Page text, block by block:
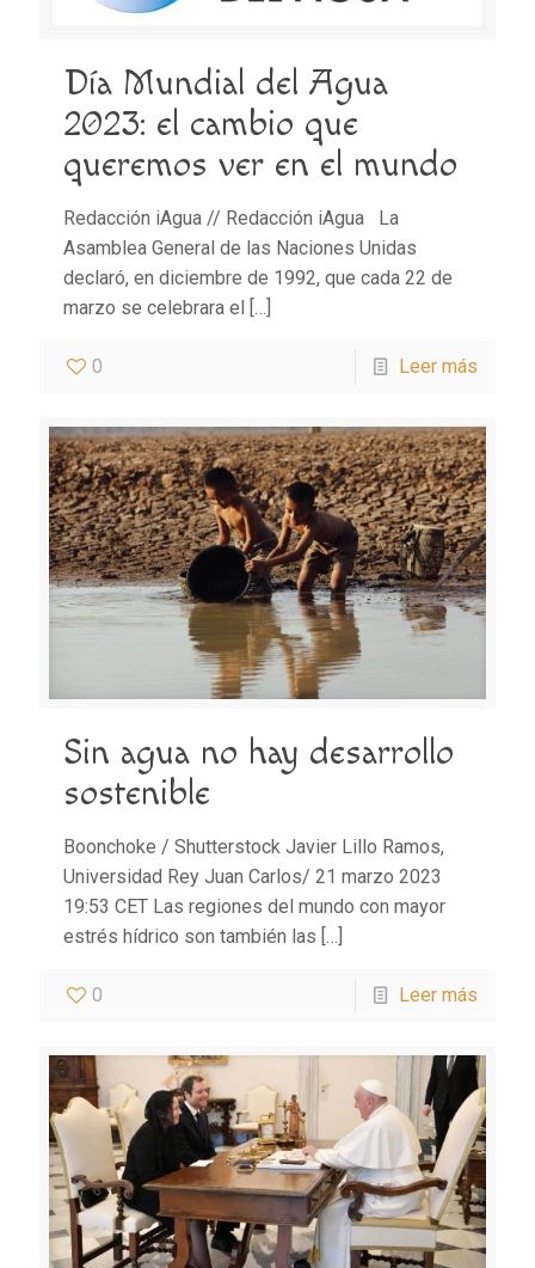
Día Mundial del Agua
2023: el cambio que
queremos ver en el mundo
Redacción iAgua // Redacción iAgua La
Asamblea General de las Naciones Unidas
declaró, en diciembre de 1992, que cada 22 de
marzo se celebrara el
[…]
0 Leer más
Sin agua no hay desarrollo
sostenible
Boonchoke / Shutterstock Javier Lillo Ramos,
Universidad Rey Juan Carlos/ 21 marzo 2023
19:53 CET Las regiones del mundo con mayor
estrés hídrico son también las […]
0 Leer más